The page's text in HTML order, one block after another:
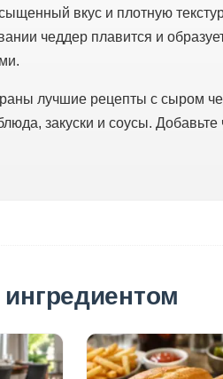
вкус и плотную
чеддер плавится и
лучшие рецепты с сыром
закуски и соусы.